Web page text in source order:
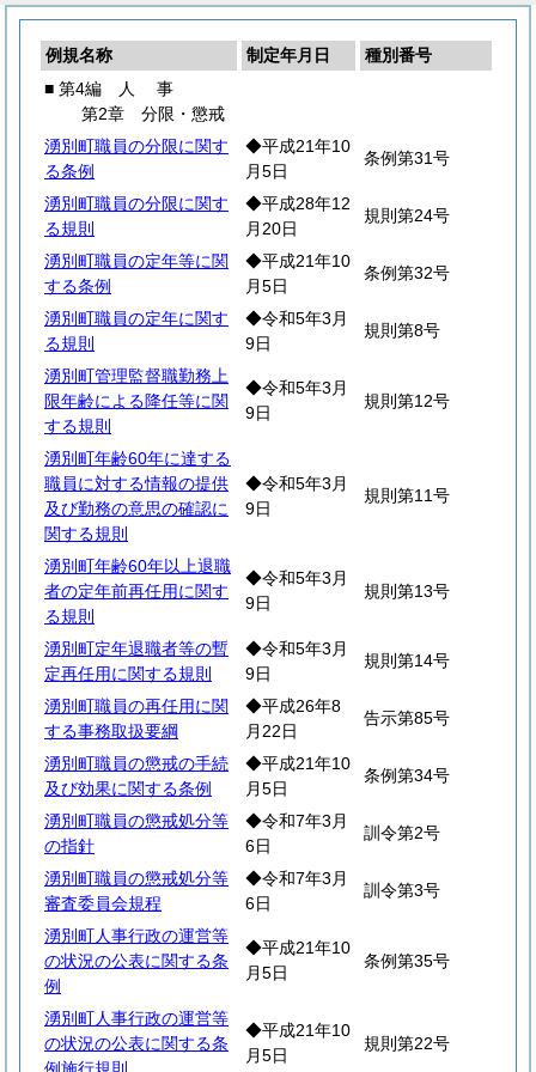
例規名称 制定年月日
種別番号
■ 第4編
人 事
第2章 分限・懲戒
湧別町職員の分限に関す
る条例
◆平成21年10
月5日
条例第31号
湧別町職員の分限に関す
る規則
◆平成28年12
月20日
規則第24号
湧別町職員の定年等に関
する条例
◆平成21年10
月5日
条例第32号
湧別町職員の定年に関す
る規則
◆令和5年3月
9日
規則第8号
湧別町管理監督職勤務上
限年齢による降任等に関
する規則
◆令和5年3月
9日
規則第12号
湧別町年齢60年に達する
職員に対する情報の提供
及び勤務の意思の確認に
関する規則
◆令和5年3月
9日
規則第11号
湧別町年齢60年以上退職
者の定年前再任用に関す
る規則
◆令和5年3月
9日
規則第13号
湧別町定年退職者等の暫
定再任用に関する規則
◆令和5年3月
9日
規則第14号
湧別町職員の再任用に関
する事務取扱要綱
◆平成26年8
月22日
告示第85号
湧別町職員の懲戒の手続
及び効果に関する条例
◆平成21年10
月5日
条例第34号
湧別町職員の懲戒処分等
の指針
◆令和7年3月
6日
訓令第2号
湧別町職員の懲戒処分等
審査委員会規程
◆令和7年3月
6日
訓令第3号
湧別町人事行政の運営等
の状況の公表に関する条
例
◆平成21年10
月5日
条例第35号
湧別町人事行政の運営等
の状況の公表に関する条
◆平成21年10
月5日
規則第22号